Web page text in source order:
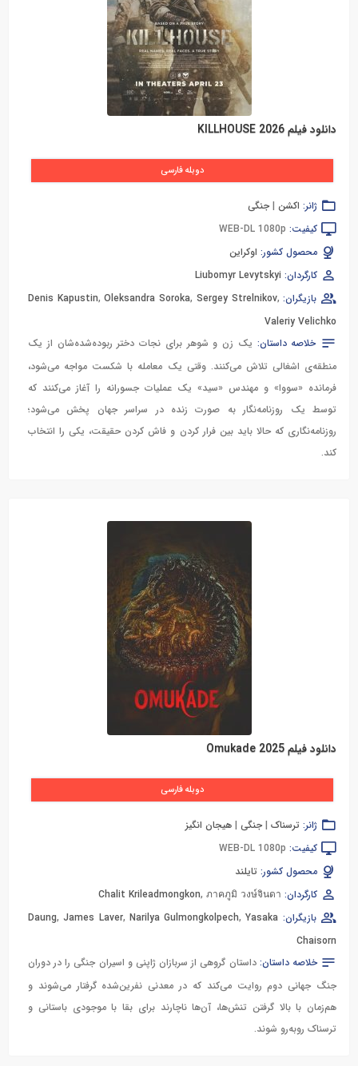
دانلود فیلم KILLHOUSE 2026
دوبله فارسی
ژانر: اکشن | جنگی
کیفیت: WEB-DL 1080p
محصول کشور: اوکراین
کارگردان: Liubomyr Levytskyi
بازیگران:
Denis Kapustin,Oleksandra Soroka, Sergey Strelnikov,
Valeriy Velichko
خلاصه داستان: یک زن و شوهر برای نجات دختر ربوده‌شده‌شان از یک
منطقه‌ی اشغالی تلاش می‌کنند. وقتی یک معامله با شکست مواجه می‌شود،
فرمانده «سووا» و مهندس «سید» یک عملیات جسورانه را آغاز می‌کنند که
توسط یک روزنامه‌نگار به صورت زنده در سراسر جهان پخش می‌شود؛
روزنامه‌نگاری که حالا باید بین فرار کردن و فاش کردن حقیقت، یکی را انتخاب
کند.
دانلود فیلم Omukade 2025
دوبله فارسی
ژانر: ترسناک | جنگی | هیجان انگیز
کیفیت: WEB-DL 1080p
محصول کشور: تایلند
کارگردان:
Chalit Krileadmongkon, ภาคภูมิ วงษ์จินดา
بازیگران:
Daung,James Laver, Narilya Gulmongkolpech,Yasaka
Chaisorn
خلاصه داستان:داستان گروهی از سربازان ژاپنی و اسیران جنگی را در دوران
جنگ جهانی دوم روایت می‌کند که در معدنی نفرین‌شده گرفتار می‌شوند و
هم‌زمان با بالا گرفتن تنش‌ها، آن‌ها ناچارند برای بقا با موجودی باستانی و
ترسناک روبه‌رو شوند.